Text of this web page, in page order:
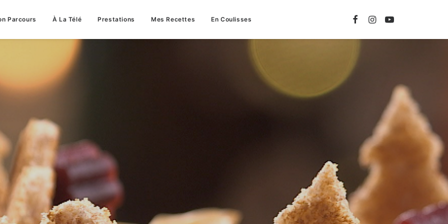
Parcours À La Télé Prestations Mes Recettes En Coulisses